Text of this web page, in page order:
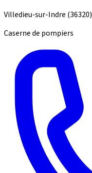
Villedieu-sur-Indre (36320)
Caserne de pompiers